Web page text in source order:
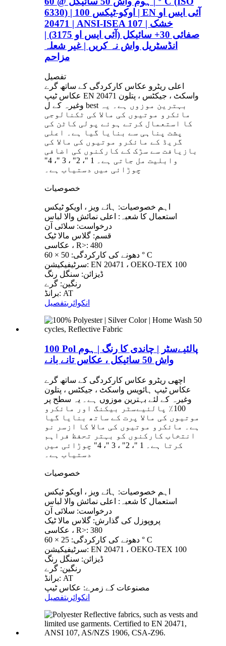
6330) | اوکو-ٹیکس 100 | EN آئی ایس او
20471 | ANSI-ISEA 107 | خشک
صفائی 30+ سائیکل (آئی ایس او 3175) |
انڈسٹریل واش نہ کریں | غیر شعلہ
مزاحم
تفصیل
اعلی ریٹرو عکاس کارکردگی کے ساتھ گرے
عکاس ٹیپ EN 20471 واسکٹ ، جیکٹس ، پتلون
وغیرہ کے ل best بہترین موزوں ہے۔ یہ
مائکرو موتیوں کی مالا کی ٹکنالوجی
کا استعمال کرتے ہوئے پولی کاٹن کی
پشت پناہی سے بنایا گیا ہے۔ اعلی
گریڈ کے مائکرو موتیوں کی مالا کی
بازیافت سے سڑک کے کارکنوں کی اضافی
وابلیت مل جاتی ہے۔ 1 "، 2" ، 3 "، 4"
چوڑائی میں دستیاب ہے۔
خصوصیات
اہم خصوصیات: ہائے ویز ، اویکو ٹیکس
استعمال کا شعبہ: اعلی نمائش والا لباس
درخواست: سلائی آن
قسم: گلاس مالا ٹیک
عکاسی ، R>: 480
دھونے کی کارکردگی: 50 × 60 ° C
سرٹیفیکیشن: EN 20471 ، OEKO-TEX 100
ڈیزائن: سنگل رنگ
رنگین: گرے
برانڈ: AT
انکوائریتفصیل
100 Pol پالئیےسٹر | چاندی کا رنگ | ہوم
واش 50 سائیکل ، عکاس تانے بانے
اچھی ریٹرو عکاس کارکردگی کے ساتھ گرے
عکاس ٹیپ ہائویس واسکٹ ، جیکٹس ، پتلون
وغیرہ کے لئے بہترین موزوں ہے۔ یہ سطح پر
100٪ پالئیےسٹر بیکنگ اور مائکرو
موتیوں کی مالا پرت کے ساتھ بنایا گیا
ہے۔ مائکرو موتیوں کی مالا کا ازسر نو
انتخاب کارکنوں کو بہتر تحفظ فراہم
کرتا ہے۔ 1 "، 2" ، 3 "، 4" چوڑائی میں
دستیاب ہے۔
خصوصیات
اہم خصوصیات: ہائے ویز ، اویکو ٹیکس
استعمال کا شعبہ: اعلی نمائش والا لباس
درخواست: سلائی آن
پروپوزل کی گذارش: گلاس مالا ٹیک
عکاسی ، R>: 380
دھونے کی کارکردگی: 25 × 60 ° C
سرٹیفیکیشن: EN 20471 ، OEKO-TEX 100
ڈیزائن: سنگل رنگ
رنگین: گرے
برانڈ: AT
مصنوعات کے زمرے: عکاس ٹیپ
انکوائریتفصیل